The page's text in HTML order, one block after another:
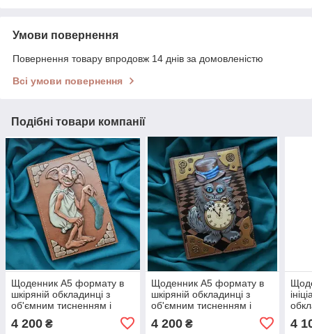
Умови повернення
Повернення товару впродовж 14 днів за домовленістю
Всі умови повернення
Подібні товари компанії
Щоденник А5 формату в
шкіряній обкладинці з
об'ємним тисненням і
розписом ручної роботи
"Доббі"
4 200 ₴
Щоденник А5 формату в
шкіряній обкладинці з
об'ємним тисненням і
розписом ручної роботи
"Чеширський кіт"
4 200₴ 4